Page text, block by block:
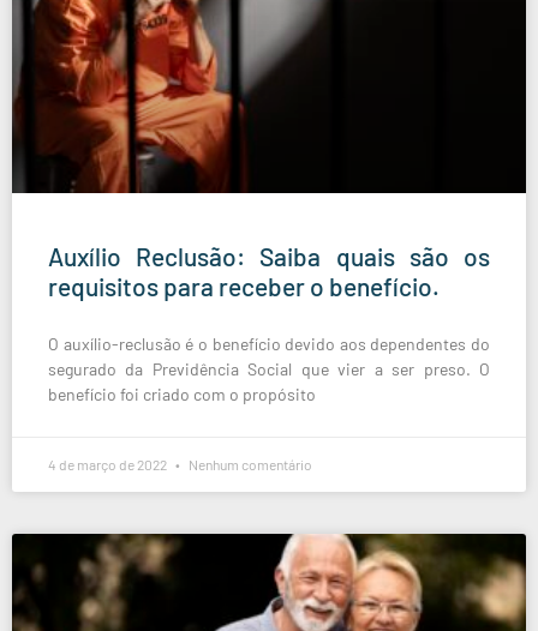
Auxílio Reclusão: Saiba quais são os
requisitos para receber o benefício.
O auxílio-reclusão é o benefício devido aos dependentes do
segurado da Previdência Social que vier a ser preso. O
benefício foi criado com o propósito
4 de março de 2022 Nenhum comentário